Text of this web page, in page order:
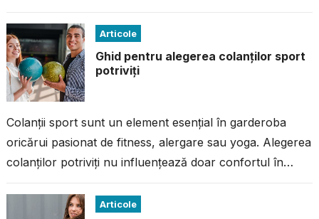
Articole
Ghid pentru alegerea colanților sport
potriviți
Colanții sport sunt un element esențial în garderoba
oricărui pasionat de fitness, alergare sau yoga. Alegerea
colanților potriviți nu influențează doar confortul în
Articole